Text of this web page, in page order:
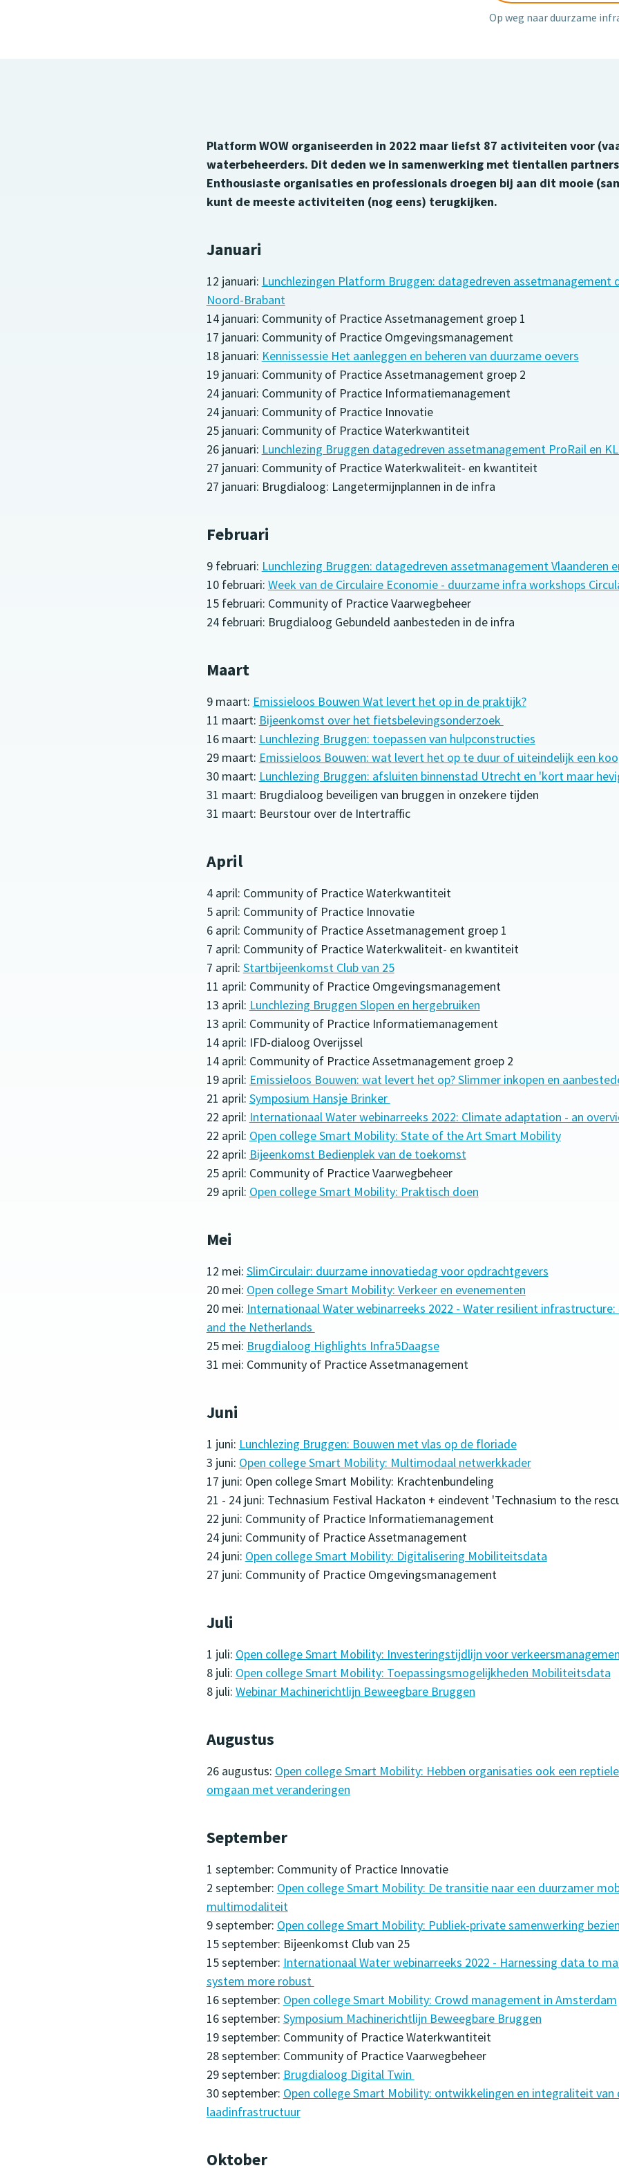
Op weg naar duurzame
Platform WOW organiseerden in 2022 maar liefst 87 activiteiten voor
waterbeheerders. Dit deden we in samenwerking met tientallen
Enthousiaste organisaties en professionals droegen bij aan dit mooie
kunt de meeste activiteiten (nog eens) terugkijken.
Januari
12 januari: Lunchlezingen Platform Bruggen: datagedreven assetmanagement
Noord-Brabant
14 januari: Community of Practice Assetmanagement groep 1
17 januari: Community of Practice Omgevingsmanagement
18 januari: Kennissessie Het aanleggen en beheren van duurzame oevers
19 januari: Community of Practice Assetmanagement groep 2
24 januari: Community of Practice Informatiemanagement
24 januari: Community of Practice Innovatie
25 januari: Community of Practice Waterkwantiteit
26 januari: Lunchlezing Bruggen datagedreven assetmanagement ProRail en
27 januari: Community of Practice Waterkwaliteit- en kwantiteit
27 januari: Brugdialoog: Langetermijnplannen in de infra
Februari
9 februari: Lunchlezing Bruggen: datagedreven assetmanagement Vlaanderen
10 februari: Week van de Circulaire Economie - duurzame infra workshops
15 februari: Community of Practice Vaarwegbeheer
24 februari: Brugdialoog Gebundeld aanbesteden in de infra
Maart
9 maart: Emissieloos Bouwen Wat levert het op in de praktijk?
11 maart: Bijeenkomst over het fietsbelevingsonderzoek
16 maart: Lunchlezing Bruggen: toepassen van hulpconstructies
29 maart: Emissieloos Bouwen: wat levert het op te duur of uiteindelijk een
30 maart: Lunchlezing Bruggen: afsluiten binnenstad Utrecht en 'kort maar
31 maart: Brugdialoog beveiligen van bruggen in onzekere tijden
31 maart: Beurstour over de Intertraffic
April
4 april: Community of Practice Waterkwantiteit
5 april: Community of Practice Innovatie
6 april: Community of Practice Assetmanagement groep 1
7 april: Community of Practice Waterkwaliteit- en kwantiteit
7 april: Startbijeenkomst Club van 25
11 april: Community of Practice Omgevingsmanagement
13 april: Lunchlezing Bruggen Slopen en hergebruiken
13 april: Community of Practice Informatiemanagement
14 april: IFD-dialoog Overijssel
14 april: Community of Practice Assetmanagement groep 2
19 april: Emissieloos Bouwen: wat levert het op? Slimmer inkopen en
21 april: Symposium Hansje Brinker
22 april: Internationaal Water webinarreeks 2022: Climate adaptation - an
22 april: Open college Smart Mobility: State of the Art Smart Mobility
22 april: Bijeenkomst Bedienplek van de toekomst
25 april: Community of Practice Vaarwegbeheer
29 april: Open college Smart Mobility: Praktisch doen
Mei
12 mei: SlimCirculair: duurzame innovatiedag voor opdrachtgevers
20 mei: Open college Smart Mobility: Verkeer en evenementen
20 mei: Internationaal Water webinarreeks 2022 - Water resilient infrastructure:
and the Netherlands
25 mei: Brugdialoog Highlights Infra5Daagse
31 mei: Community of Practice Assetmanagement
Juni
1 juni: Lunchlezing Bruggen: Bouwen met vlas op de floriade
3 juni: Open college Smart Mobility: Multimodaal netwerkkader
17 juni: Open college Smart Mobility: Krachtenbundeling
21 - 24 juni: Technasium Festival Hackaton + eindevent 'Technasium to the
22 juni: Community of Practice Informatiemanagement
24 juni: Community of Practice Assetmanagement
24 juni: Open college Smart Mobility: Digitalisering Mobiliteitsdata
27 juni: Community of Practice Omgevingsmanagement
Juli
1 juli: Open college Smart Mobility: Investeringstijdlijn voor
8 juli: Open college Smart Mobility: Toepassingsmogelijkheden Mobiliteitsdata
8 juli: Webinar Machinerichtlijn Beweegbare Bruggen
Augustus
26 augustus: Open college Smart Mobility: Hebben organisaties ook een
omgaan met veranderingen
September
1 september: Community of Practice Innovatie
2 september: Open college Smart Mobility: De transitie naar een duurzamer
multimodaliteit
9 september: Open college Smart Mobility: Publiek-private samenwerking
15 september: Bijeenkomst Club van 25
15 september: Internationaal Water webinarreeks 2022 - Harnessing data to
system more robust
16 september: Open college Smart Mobility: Crowd management in Amsterdam
16 september: Symposium Machinerichtlijn Beweegbare Bruggen
19 september: Community of Practice Waterkwantiteit
28 september: Community of Practice Vaarwegbeheer
29 september: Brugdialoog Digital Twin
30 september: Open college Smart Mobility: ontwikkelingen en integraliteit van
laadinfrastructuur
Oktober